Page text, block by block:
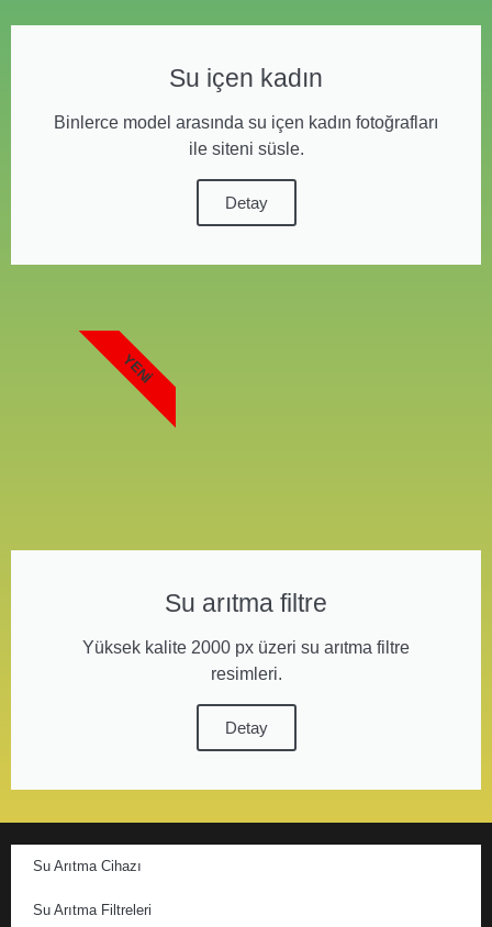
Su içen kadın
Binlerce model arasında su içen kadın fotoğrafları
ile siteni süsle.
Detay
Su arıtma filtre
Yüksek kalite 2000 px üzeri su arıtma filtre
resimleri.
Detay
YENI
Su Arıtma Cihazı
Su Arıtma Filtreleri